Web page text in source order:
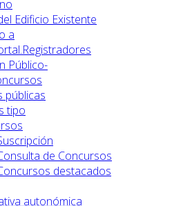
Edificio Existente
a
Público-
públicas
tipo
de Concursos
destacados
autonómica